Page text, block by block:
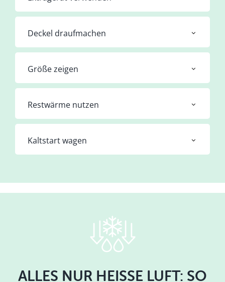
Deckel draufmachen
Größe zeigen
Restwärme nutzen
Kaltstart wagen
ALLES NUR HEISSE LUFT: SO B